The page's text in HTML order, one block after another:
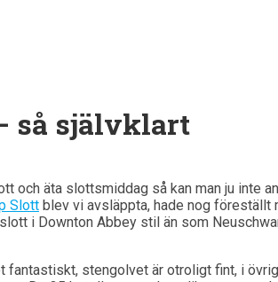
så självklart
och äta slottsmiddag så kan man ju inte
Slott blev vi avsläppta, hade nog föreställt
i Downton Abbey stil än som
fantastiskt, stengolvet är otroligt fint, i